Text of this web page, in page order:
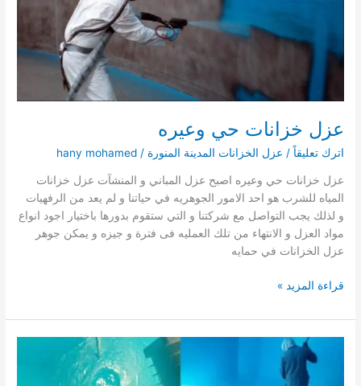
عزل خزانات حي وعيره
اترك تعليقاً / عزل الخزانات المدينة المنورة /
hany mohamed
عزل خزانات حي وعيره اصبح عزل المباني و المنشآت عزل خزانات
المياه للشرب هو احد الامور الجوهريه في حياتنا و لم يعد من الرفهيات
و لذلك يجب التواصل مع شركتنا و التي ستقوم بدورها باختيار اجود انواع
مواد العزل و الانتهاء من تلك العمليه فى فترة و جيزه و يمكن جوهر
عزل الخزانات في حمايه
عزل
حي
وعيره
قراءة المزيد »